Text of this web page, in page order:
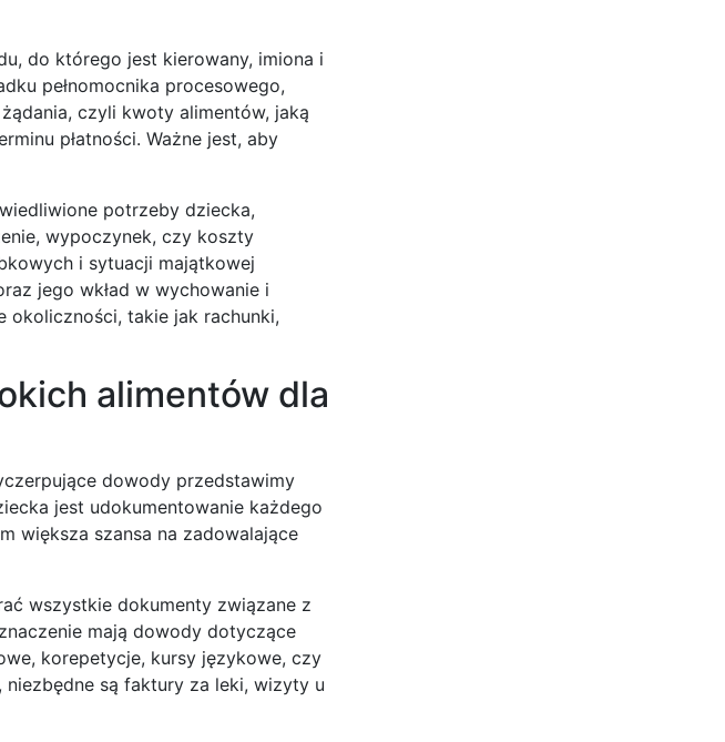
do którego jest kierowany, imiona i
pełnomocnika procesowego,
czyli kwoty alimentów, jaką
płatności. Ważne jest, aby
potrzeby dziecka,
wypoczynek, czy koszty
i sytuacji majątkowej
jego wkład w wychowanie i
okoliczności, takie jak rachunki,
alimentów dla
dowody przedstawimy
jest udokumentowanie każdego
większa szansa na zadowalające
wszystkie dokumenty związane z
mają dowody dotyczące
korepetycje, kursy językowe, czy
są faktury za leki, wizyty u